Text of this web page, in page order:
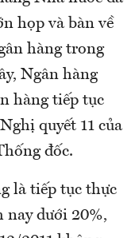
họp và bàn về
hàng trong
Ngân hàng
hàng tiếp tục
quyết 11 của
đốc.
là tiếp tục thực
nay dưới 20%,